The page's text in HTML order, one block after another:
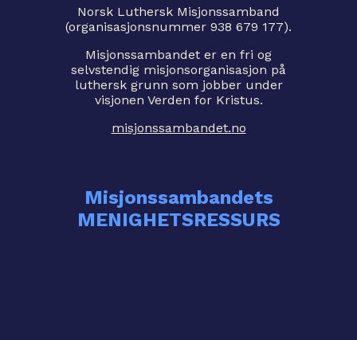
Norsk Luthersk Misjonssamband
(organisasjonsnummer 938 679 177).
Misjonssambandet er en fri og
selvstendig misjonsorganisasjon på
luthersk grunn som jobber under
visjonen Verden for Kristus.
misjonssambandet.no
Misjonssambandets
MENIGHETSRESSURS